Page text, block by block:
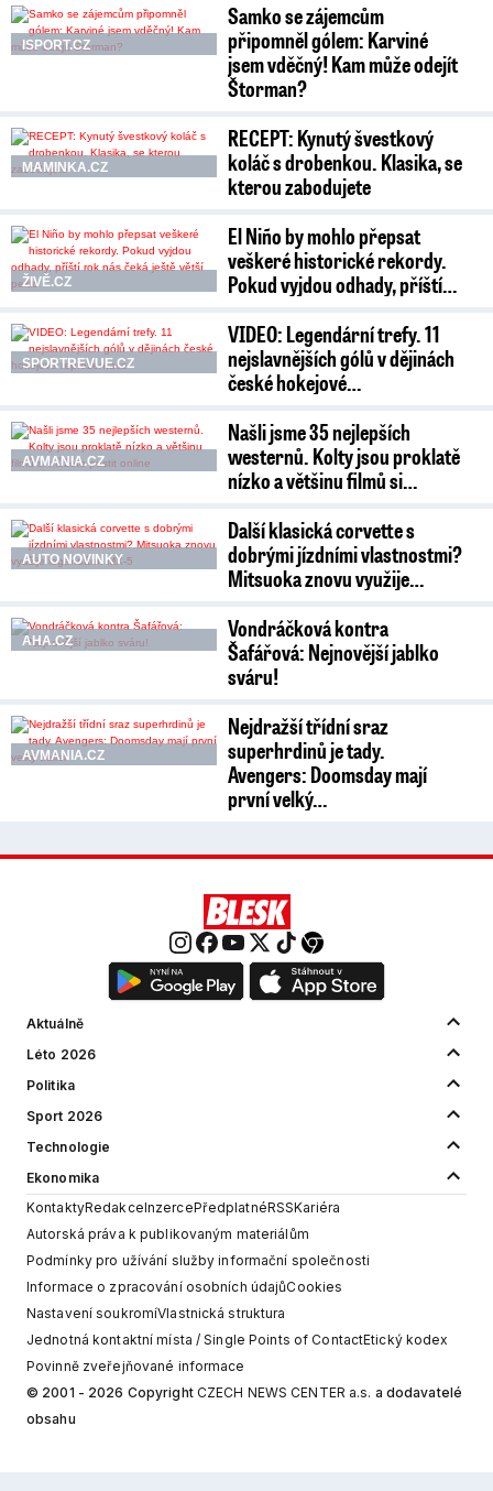
ISPORT.CZ
Samko se zájemcům
připomněl gólem: Karviné
jsem vděčný! Kam může odejít
Štorman?
MAMINKA.CZ
RECEPT: Kynutý švestkový
koláč s drobenkou. Klasika, se
kterou zabodujete
ŽIVĚ.CZ
El Niño by mohlo přepsat
veškeré historické rekordy.
Pokud vyjdou odhady, příští…
SPORTREVUE.CZ
VIDEO: Legendární trefy. 11
nejslavnějších gólů v dějinách
české hokejové…
AVMANIA.CZ
Našli jsme 35 nejlepších
westernů. Kolty jsou proklatě
nízko a většinu filmů si…
AUTO NOVINKY
Další klasická corvette s
dobrými jízdními vlastnostmi?
Mitsuoka znovu využije…
AHA.CZ
Vondráčková kontra
Šafářová: Nejnovější jablko
sváru!
AVMANIA.CZ
Nejdražší třídní sraz
superhrdinů je tady.
Avengers: Doomsday mají
první velký…
Aktuálně
Léto 2026
Politika
Sport 2026
Technologie
Ekonomika
KontaktyRedakceInzercePředplatnéRSSKariéra
Autorská práva k publikovaným materiálům
Podmínky pro užívání služby informační společnosti
Informace o zpracování osobních údajůCookies
Nastavení soukromíVlastnická struktura
Jednotná kontaktní místa / Single Points of ContactEtický kodex
Povinně zveřejňované informace
© 2001 - 2026 Copyright CZECH NEWS CENTER a.s. a dodavatelé
obsahu